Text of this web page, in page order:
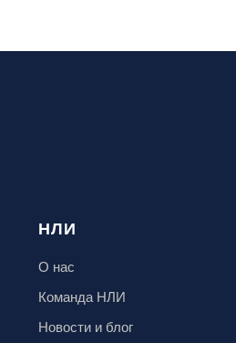
НЛИ
О нас
Команда НЛИ
Новости и блог